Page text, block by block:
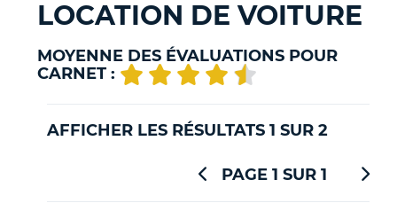
LOCATION DE VOITURE
MOYENNE DES ÉVALUATIONS POUR
CARNET :
AFFICHER LES RÉSULTATS 1 SUR 2
PAGE 1 SUR 1